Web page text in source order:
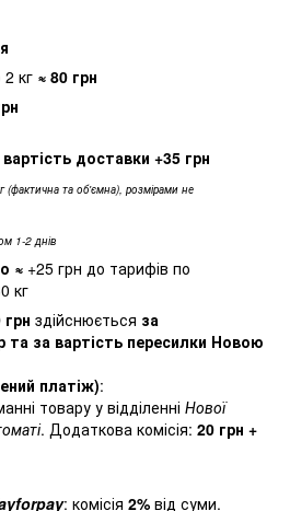
кг ≈ 80 грн
вартість доставки +35 грн
(фактична та об'ємна), розмірами не
1-2 днів
≈ +25 грн до тарифів по
кг
грн здійснюється за
за вартість пересилки Новою
платіж):
товару у відділенні Нової
. Додаткова комісія: 20 грн +
: комісія 2% від суми.